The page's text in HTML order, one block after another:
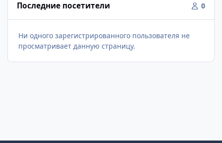
Последние посетители 0
Ни одного зарегистрированного пользователя не
просматривает данную страницу.